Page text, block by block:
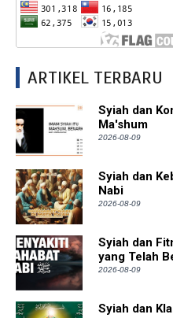
ARTIKEL TERBARU
Syiah dan
Ma'shum
2026-08-09
Syiah dan
Nabi
2026-08-09
Syiah dan
yang Telah
2026-08-09
Syiah dan